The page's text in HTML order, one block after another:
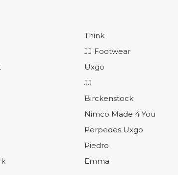
Think
JJ Footwear
Uxgo
JJ
Birckenstock
Nimco Made 4 You
Perpedes Uxgo
Piedro
Emma